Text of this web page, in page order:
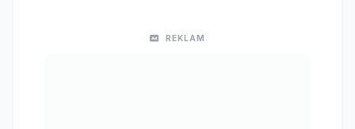
REKLAM